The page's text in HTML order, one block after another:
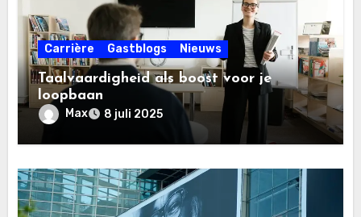
Carrière Gastblogs Nieuws
Taalvaardigheid als boost voor je
loopbaan
Max 8 juli 2025